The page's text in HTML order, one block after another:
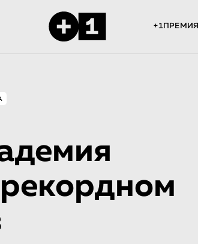
+1ПРЕМИЯ